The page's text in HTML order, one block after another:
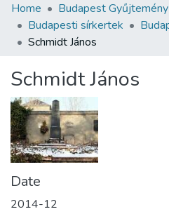
Communities & Collections
All of DSpace
About us
Home Budapest Gyűjtemény
Budapesti sírkertek
Schmidt János
Schmidt János
Date
2014-12